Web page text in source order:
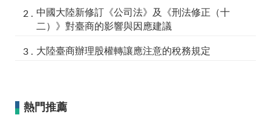
中國大陸新修訂《公司法》及《刑法修正（十
二）》對臺商的影響與因應建議
大陸臺商辦理股權轉讓應注意的稅務規定
熱門推薦